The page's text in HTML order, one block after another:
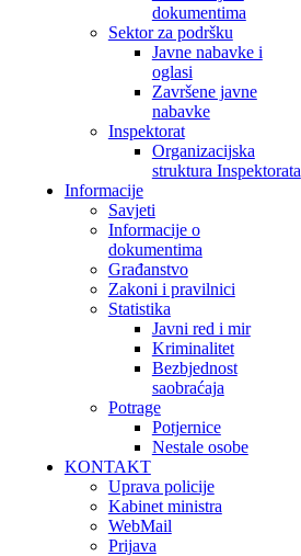
dokumentima
Sektor za podršku
Javne nabavke i
oglasi
Završene javne
nabavke
Inspektorat
Organizacijska
struktura Inspektorata
Informacije
Savjeti
Informacije o
dokumentima
Građanstvo
Zakoni i pravilnici
Statistika
Javni red i mir
Kriminalitet
Bezbjednost
saobraćaja
Potrage
Potjernice
Nestale osobe
KONTAKT
Uprava policije
Kabinet ministra
WebMail
Prijava